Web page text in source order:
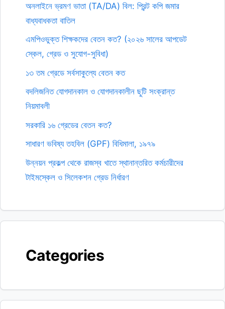
অনলাইনে ভ্রমণ ভাতা (TA/DA) বিল: প্রিন্ট কপি জমার
বাধ্যবাধকতা বাতিল
এমপিওভুক্ত শিক্ষকদের বেতন কত? (২০২৬ সালের আপডেট
স্কেল, গ্রেড ও সুযোগ-সুবিধা)
১৩ তম গ্রেডে সর্বসাকুল্যে বেতন কত
বদলিজনিত যোগদানকাল ও যোগদানকালীন ছুটি সংক্রান্ত
নিয়মাবলী
সরকারি ১৬ গ্রেডের বেতন কত?
সাধারণ ভবিষ্য তহবিল (GPF) বিধিমালা, ১৯৭৯
উন্নয়ন প্রকল্প থেকে রাজস্ব খাতে স্থানান্তরিত কর্মচারীদের
টাইমস্কেল ও সিলেকশন গ্রেড নির্ধারণ
Categories